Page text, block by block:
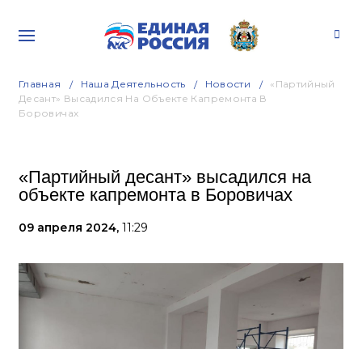
Главная Наша Деятельность Новости
«Партийный
Десант» Высадился На Объекте Капремонта В
Боровичах
«Партийный десант» высадился на
объекте капремонта в Боровичах
09 апреля 2024, 11:29